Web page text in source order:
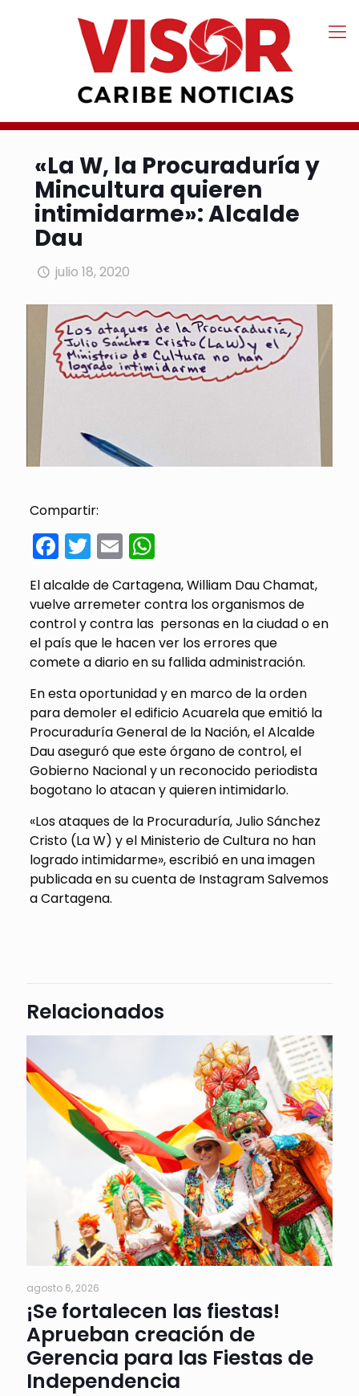
«La W, la Procuraduría y
Mincultura quieren
intimidarme»: Alcalde
Dau
julio 18, 2020
Compartir:
Facebook
Twitter
EmailWhatsApp
El alcalde de Cartagena, William Dau Chamat,
vuelve arremeter contra los organismos de
control y contra las personas en la ciudad o en
el país que le hacen ver los errores que
comete a diario en su fallida administración.
En esta oportunidad y en marco de la orden
para demoler el edificio Acuarela que emitió la
Procuraduría General de la Nación, el Alcalde
Dau aseguró que este órgano de control, el
Gobierno Nacional y un reconocido periodista
bogotano lo atacan y quieren intimidarlo.
«Los ataques de la Procuraduría, Julio Sánchez
Cristo (La W) y el Ministerio de Cultura no han
logrado intimidarme», escribió en una imagen
publicada en su cuenta de Instagram Salvemos
a Cartagena.
Relacionados
agosto 6, 2026
¡Se fortalecen las fiestas!
Aprueban creación de
Gerencia para las Fiestas de
Independencia